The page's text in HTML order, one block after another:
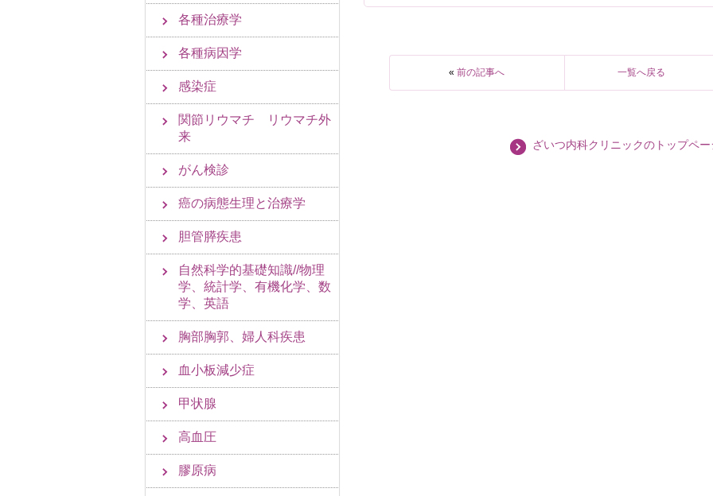
«前の記事へ 一覧へ戻る
ざいつ内科クリニックのトップペー
各種治療学
各種病因学
感染症
関節リウマチ リウマチ外
来
がん検診
癌の病態生理と治療学
胆管膵疾患
自然科学的基礎知識//物理
学、統計学、有機化学、数
学、英語
胸部胸郭、婦人科疾患
血小板減少症
甲状腺
高血圧
膠原病